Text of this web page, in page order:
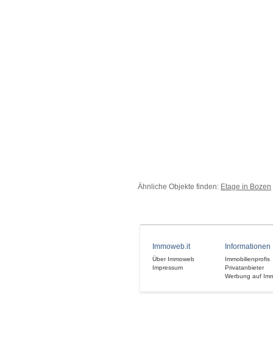
Ähnliche Objekte finden: Etage in Bozen
Immoweb.it
Über Immoweb
Impressum
Informationen
Immobilienprofis
Privatanbieter
Werbung auf